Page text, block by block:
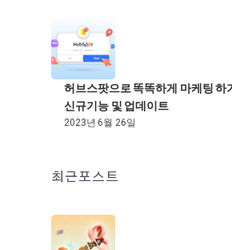
허브스팟으로 똑똑하게 마케팅 하
신규기능 및 업데이트
2023년 6월 26일
최근포스트